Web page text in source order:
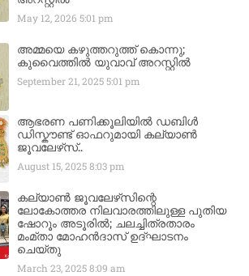
May 12, 20265:01 pm
അമ്മയെ കഴുത്തറുത്ത് കൊന്നു;
കുവൈത്തിൽ യുവാവ് അറസ്റ്റിൽ
September 21, 20255:01 pm
ആഭരണ പണിക്കൂലിയിൽ ഡബിൾ
ഡിസ്കൗണ്ട് ഓഫറുമായി കല്യാൺ
ജൂവലേഴ്‌സ്..
August 15, 20258:03 pm
കല്യാൺ ജൂവലേഴ്‌സിന്റെ
ലോകോത്തര നിലവാരത്തിലുള്ള പുതിയ
ഷോറൂം അടൂരിൽ; ചലച്ചിത്രതാരം
മംമ്താ മോഹൻദാസ് ഉദ്ഘാടനം
ചെയ്‌തു
March 23, 20258:09 am